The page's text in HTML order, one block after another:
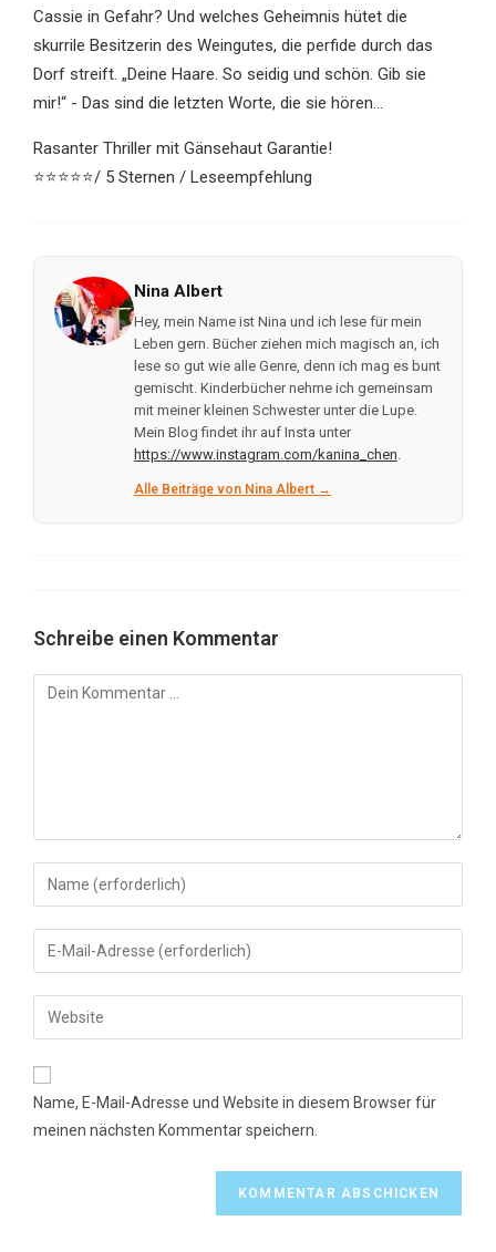
Cassie in Gefahr? Und welches Geheimnis hütet die
skurrile Besitzerin des Weingutes, die perfide durch das
Dorf streift. „Deine Haare. So seidig und schön. Gib sie
mir!“ - Das sind die letzten Worte, die sie hören…
Rasanter Thriller mit Gänsehaut Garantie!
⭐️⭐️⭐️⭐️⭐️/ 5 Sternen / Leseempfehlung
Nina Albert
Hey, mein Name ist Nina und ich lese für mein
Leben gern. Bücher ziehen mich magisch an, ich
lese so gut wie alle Genre, denn ich mag es bunt
gemischt. Kinderbücher nehme ich gemeinsam
mit meiner kleinen Schwester unter die Lupe.
Mein Blog findet ihr auf Insta unter
https://www.instagram.com/kanina_chen.
Alle Beiträge von Nina Albert →
Schreibe einen Kommentar
Kommentar
Gib
deinen
Namen
oder
zum
Kommentieren
ein
Gib
deine
E-
Mail-
zum
Kommentieren
ein
Gib
deine
Website-
Name, E-Mail-Adresse und Website in diesem Browser für
meinen nächsten Kommentar speichern.